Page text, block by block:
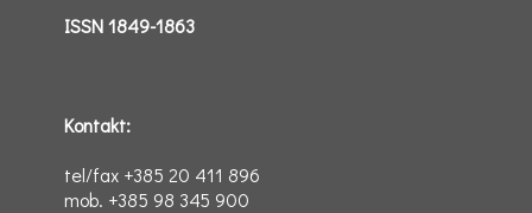
ISSN 1849-1863
Kontakt:
tel/fax +385 20 411 896
mob. +385 98 345 900